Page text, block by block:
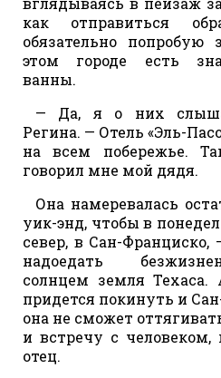
как отправиться
обязательно попробую
этом городе есть
ванны.
— Да, я о них
Регина. — Отель «Эль-
на всем побережье.
говорил мне мой дядя.
Она намеревалась
уик-энд, чтобы в
север, в Сан-
надоедать
солнцем земля Техаса.
придется покинуть и
она не сможет
и встречу с человеком,
отец.